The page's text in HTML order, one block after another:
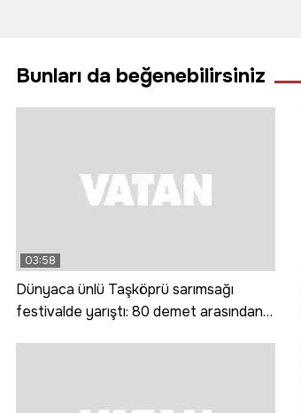
anları anlattı
Bunları da beğenebilirsiniz
03:58
Dünyaca ünlü Taşköprü sarımsağı
festivalde yarıştı: 80 demet arasından